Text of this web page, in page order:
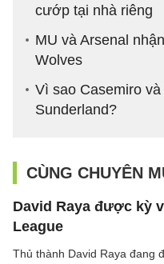
cướp tại nhà riêng
MU và Arsenal
Wolves
Vì sao Casemiro
Sunderland?
CÙNG CHUYÊN
David Raya được kỳ
League
Thủ thành David Raya đang